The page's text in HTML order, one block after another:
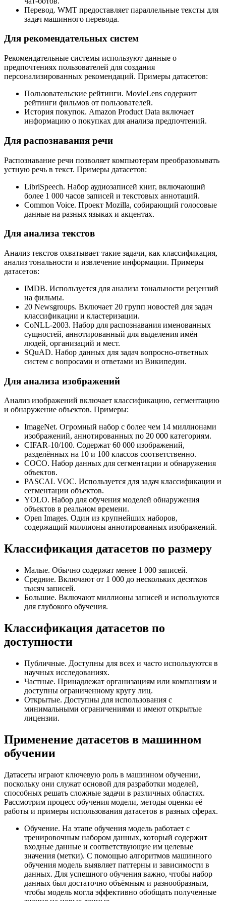
Перевод. WMT предоставляет параллельные тексты для
задач машинного перевода.
Для рекомендательных систем
Рекомендательные системы используют данные о
предпочтениях пользователей для создания
персонализированных рекомендаций. Примеры датасетов:
Пользовательские рейтинги. MovieLens содержит
рейтинги фильмов от пользователей.
История покупок. Amazon Product Data включает
информацию о покупках для анализа предпочтений.
Для распознавания речи
Распознавание речи позволяет компьютерам преобразовывать
устную речь в текст. Примеры датасетов:
LibriSpeech. Набор аудиозаписей книг, включающий
более 1 000 часов записей и текстовых аннотаций.
Common Voice. Проект Mozilla, собирающий голосовые
данные на разных языках и акцентах.
Для анализа текстов
Анализ текстов охватывает такие задачи, как классификация,
анализ тональности и извлечение информации. Примеры
датасетов:
IMDB. Используется для анализа тональности рецензий
на фильмы.
20 Newsgroups. Включает 20 групп новостей для задач
классификации и кластеризации.
CoNLL-2003. Набор для распознавания именованных
сущностей, аннотированный для выделения имён
людей, организаций и мест.
SQuAD. Набор данных для задач вопросно-ответных
систем с вопросами и ответами из Википедии.
Для анализа изображений
Анализ изображений включает классификацию, сегментацию
и обнаружение объектов. Примеры:
ImageNet. Огромный набор с более чем 14 миллионами
изображений, аннотированных по 20 000 категориям.
CIFAR-10/100. Содержат 60 000 изображений,
разделённых на 10 и 100 классов соответственно.
COCO. Набор данных для сегментации и обнаружения
объектов.
PASCAL VOC. Используется для задач классификации и
сегментации объектов.
YOLO. Набор для обучения моделей обнаружения
объектов в реальном времени.
Open Images. Один из крупнейших наборов,
содержащий миллионы аннотированных изображений.
Классификация датасетов по размеру
Малые. Обычно содержат менее 1 000 записей.
Средние. Включают от 1 000 до нескольких десятков
тысяч записей.
Большие. Включают миллионы записей и используются
для глубокого обучения.
Классификация датасетов по
доступности
Публичные. Доступны для всех и часто используются в
научных исследованиях.
Частные. Принадлежат организациям или компаниям и
доступны ограниченному кругу лиц.
Открытые. Доступны для использования с
минимальными ограничениями и имеют открытые
лицензии.
Применение датасетов в машинном
обучении
Датасеты играют ключевую роль в машинном обучении,
поскольку они служат основой для разработки моделей,
способных решать сложные задачи в различных областях.
Рассмотрим процесс обучения модели, методы оценки её
работы и примеры использования датасетов в разных сферах.
Обучение. На этапе обучения модель работает с
тренировочным набором данных, который содержит
входные данные и соответствующие им целевые
значения (метки). С помощью алгоритмов машинного
обучения модель выявляет паттерны и зависимости в
данных. Для успешного обучения важно, чтобы набор
данных был достаточно объёмным и разнообразным,
чтобы модель могла эффективно обобщать полученные